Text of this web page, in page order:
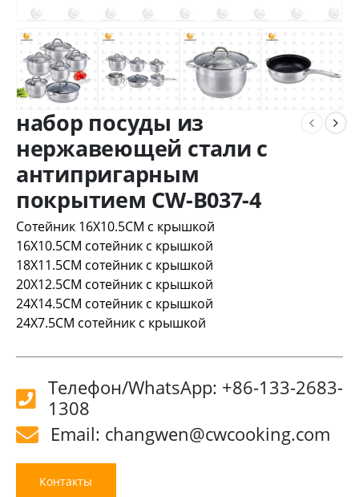
набор посуды из
нержавеющей стали с
антипригарным
покрытием CW-B037-4
Сотейник 16X10.5CM с крышкой
16X10.5CM сотейник с крышкой
18X11.5CM сотейник с крышкой
20X12.5CM сотейник с крышкой
24X14.5CM сотейник с крышкой
24X7.5CM сотейник с крышкой
Телефон/WhatsApp: +86-133-2683-
1308
Email: changwen@cwcooking.com
Контакты